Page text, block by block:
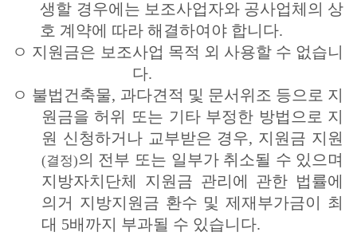
생할 경우에는 보조사업자와 공사업체의 상
호 계약에 따라 해결하여야 합니다.
ㅇ 지원금은 보조사업 목적 외 사용할 수 없습니
다.
ㅇ 불법건축물, 과다견적 및 문서위조 등으로 지
원금을 허위 또는 기타 부정한 방법으로 지
원 신청하거나 교부받은 경우, 지원금 지원
(결정)의 전부 또는 일부가 취소될 수 있으며
지방자치단체 지원금 관리에 관한 법률에
의거 지방지원금 환수 및 제재부가금이 최
대 5배까지 부과될 수 있습니다.